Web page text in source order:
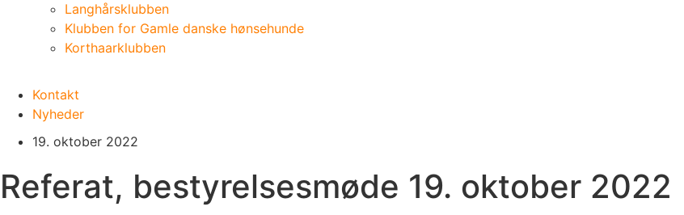
Langhårsklubben
Klubben for Gamle danske hønsehunde
Korthaarklubben
Kontakt
Nyheder
19. oktober 2022
Referat, bestyrelsesmøde 19. oktober 2022